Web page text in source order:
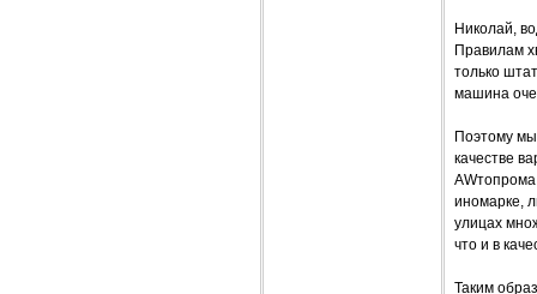
Николай,
Правилам
только
машина
Поэтому мы
качестве
иномарке,
улицах
что и в
Таким